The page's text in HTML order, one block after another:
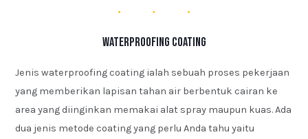
Waterproofing Coating
Jenis waterproofing coating ialah sebuah proses pekerjaan
yang memberikan lapisan tahan air berbentuk cairan ke
area yang diinginkan memakai alat spray maupun kuas. Ada
dua jenis metode coating yang perlu Anda tahu yaitu